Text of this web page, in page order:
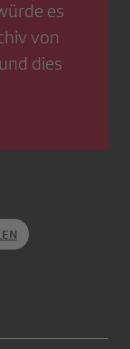
es
von
dies